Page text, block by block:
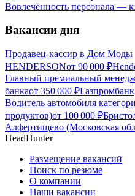
Вовлечённость персонала —
Вакансии дня
Продавец-кассир в Дом Моды
HENDERSONот 90 000 ₽
Главный премиальный
банкаот 350 000 ₽
Водитель автомобиля
продуктов)от 100 000 ₽
Алфертищево (Московская
HeadHunter
Размещение вакансий
Поиск по резюме
О компании
Наши вакансии